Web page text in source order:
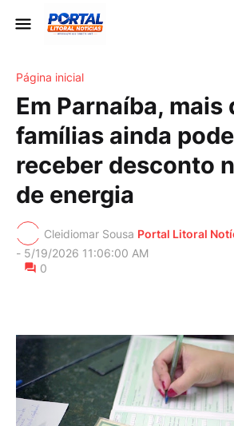
Página inicial
Em Parnaíba, mais
famílias ainda
receber desconto
de energia
Cleidiomar Sousa Portal Litoral
- 5/19/2026 11:06:00 AM
0